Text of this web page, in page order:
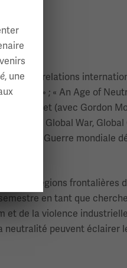
les relations
– 1918 » ; « An Age of
1915 » ; et (avec Gordon
« Global War,
Guerre mondiale
les régions frontalières
en tant que
de la violence
peuvent éclairer
, une